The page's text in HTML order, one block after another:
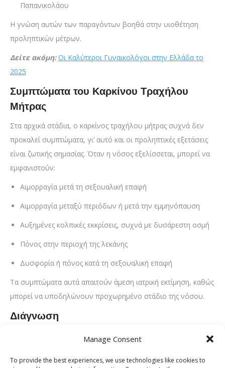
Manage Consent
To provide the best experiences, we use technologies like cookies to
Παπανικολάου
Η γνώση αυτών των παραγόντων βοηθά στην υιοθέτηση
προληπτικών μέτρων.
Δείτε ακόμη: Οι Καλύτεροι Γυναικολόγοι στην Ελλάδα το
2025
Συμπτώματα του Καρκίνου Τραχήλου
Μήτρας
Στα αρχικά στάδια, ο καρκίνος τραχήλου μήτρας συχνά δεν
προκαλεί συμπτώματα, γι’ αυτό και οι προληπτικές εξετάσεις
είναι ζωτικής σημασίας. Όταν η νόσος εξελίσσεται, μπορεί να
εμφανιστούν:
Αιμορραγία μετά τη σεξουαλική επαφή
Αιμορραγία μεταξύ περιόδων ή μετά την εμμηνόπαυση
Αυξημένες κολπικές εκκρίσεις, συχνά με δυσάρεστη οσμή
Πόνος στην περιοχή της λεκάνης
Δυσφορία ή πόνος κατά τη σεξουαλική επαφή
Τα συμπτώματα αυτά απαιτούν άμεση ιατρική εκτίμηση, καθώς
μπορεί να υποδηλώνουν προχωρημένο στάδιο της νόσου.
Διάγνωση
Η έγκαιρη διάγνωση είναι καθοριστική για την επιτυχή